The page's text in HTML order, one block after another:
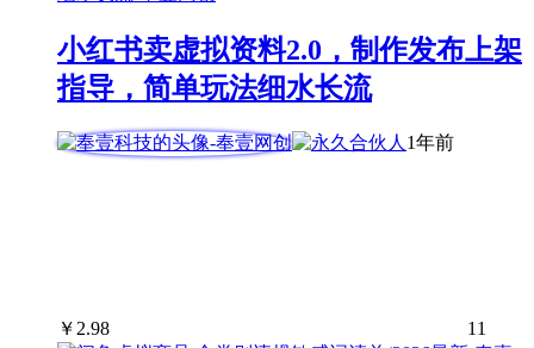
小红书卖虚拟资料2.0，制作发布上架
指导，简单玩法细水长流
1年前
￥ 2.98 11